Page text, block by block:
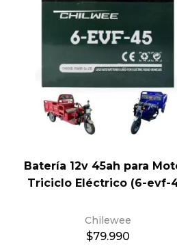
Batería 12v 45ah para
Triciclo Eléctrico (6-evf-
Chilewee
$79.990